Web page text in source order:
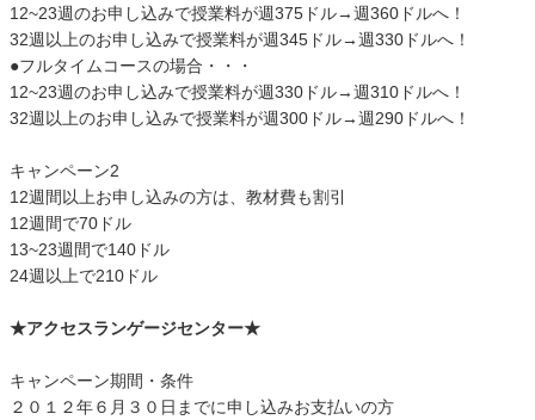
12~23週のお申し込みで授業料が週375ドル→週360ドルへ！
32週以上のお申し込みで授業料が週345ドル→週330ドルへ！
●フルタイムコースの場合・・・
12~23週のお申し込みで授業料が週330ドル→週310ドルへ！
32週以上のお申し込みで授業料が週300ドル→週290ドルへ！
キャンペーン2
12週間以上お申し込みの方は、教材費も割引
12週間で70ドル
13~23週間で140ドル
24週以上で210ドル
★アクセスランゲージセンター★
キャンペーン期間・条件
２０１２年６月３０日までに申し込みお支払いの方